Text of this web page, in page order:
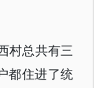
村总共有三
都住进了统